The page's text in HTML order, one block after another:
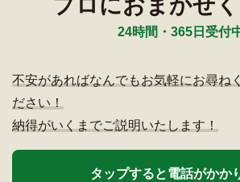
プロにおまかせ
24時間・365日受付
不安があればなんでもお気軽にお尋ねく
ださい！
納得がいくまでご説明いたします！
タップすると電話がかか